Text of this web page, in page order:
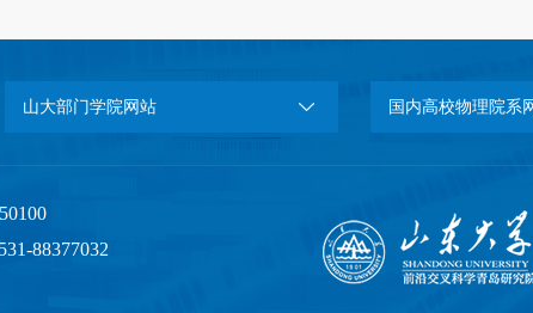
山大部门学院网站 国内高校物理院系
88377032